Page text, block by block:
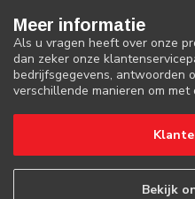
Meer informatie
Als u vragen heeft over onze
dan zeker onze
bedrijfsgegevens, antwoorden
verschillende manieren om
Bekijk